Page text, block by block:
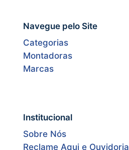
Navegue pelo Site
Categorias
Montadoras
Marcas
Institucional
Sobre Nós
Reclame Aqui e Ouvidoria